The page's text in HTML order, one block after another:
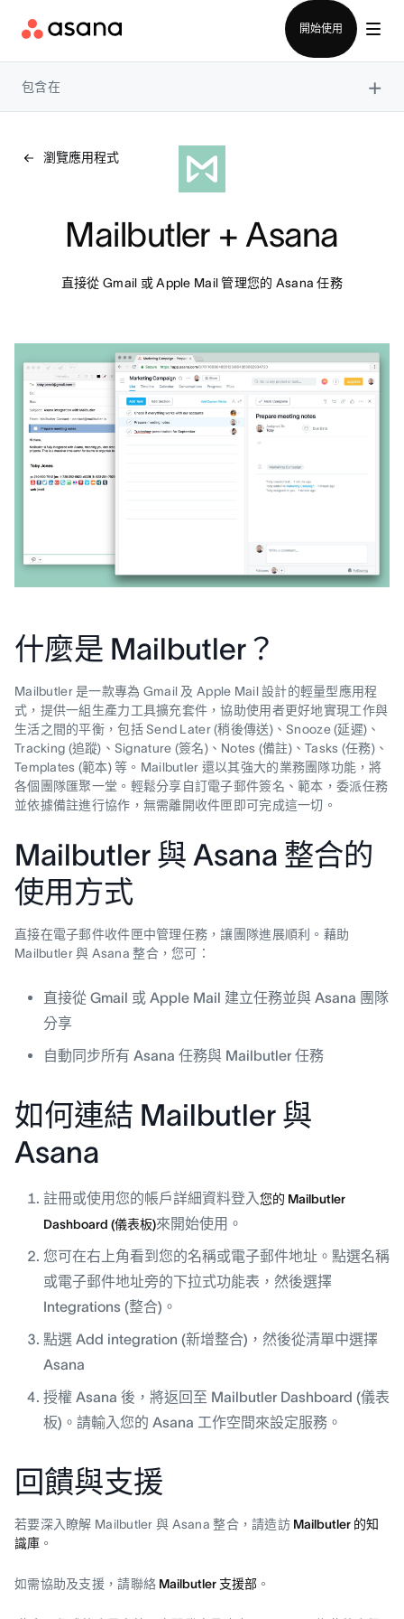
開始使用
包含在 ×
瀏覽應用程式
Mailbutler + Asana
直接從 Gmail 或 Apple Mail 管理您的 Asana 任務
什麼是 Mailbutler？
Mailbutler 是一款專為 Gmail 及 Apple Mail 設計的輕量型應用程
式，提供一組生產力工具擴充套件，協助使用者更好地實現工作與
生活之間的平衡，包括 Send Later (稍後傳送)、Snooze (延遲)、
Tracking (追蹤)、Signature (簽名)、Notes (備註)、Tasks (任務)、
Templates (範本) 等。Mailbutler 還以其強大的業務團隊功能，將
各個團隊匯聚一堂。輕鬆分享自訂電子郵件簽名、範本，委派任務
並依據備註進行協作，無需離開收件匣即可完成這一切。
Mailbutler 與 Asana 整合的
使用方式
直接在電子郵件收件匣中管理任務，讓團隊進展順利。藉助
Mailbutler 與 Asana 整合，您可：
直接從 Gmail 或 Apple Mail 建立任務並與 Asana 團隊
分享
自動同步所有 Asana 任務與 Mailbutler 任務
如何連結 Mailbutler 與
Asana
註冊或使用您的帳戶詳細資料登入您的 Mailbutler
Dashboard (儀表板)來開始使用。
您可在右上角看到您的名稱或電子郵件地址。點選名稱
或電子郵件地址旁的下拉式功能表，然後選擇
Integrations (整合)。
點選 Add integration (新增整合)，然後從清單中選擇
Asana
授權 Asana 後，將返回至 Mailbutler Dashboard (儀表
板)。請輸入您的 Asana 工作空間來設定服務。
回饋與支援
若要深入瞭解 Mailbutler 與 Asana 整合，請造訪 Mailbutler 的知
識庫 。
如需協助及支援，請聯絡 Mailbutler 支援部 。